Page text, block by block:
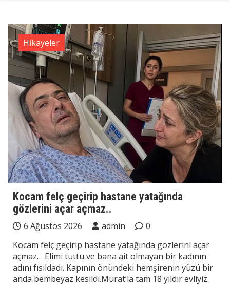
Hikayeler
Kocam felç geçirip hastane yatağında
gözlerini açar açmaz..
6 Ağustos 2026 admin
0
Kocam felç geçirip hastane yatağında gözlerini açar
açmaz… Elimi tuttu ve bana ait olmayan bir kadının
adını fısıldadı. Kapının önündeki hemşirenin yüzü bir
anda bembeyaz kesildi.Murat’la tam 18 yıldır evliyiz.